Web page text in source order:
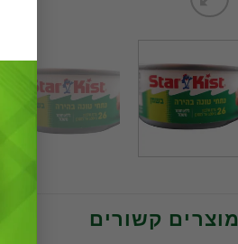
מוצרים קשורים